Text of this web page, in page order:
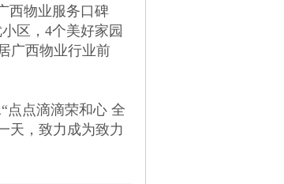
西物业服务口碑
区，4个美好家园
广西物业行业前
点点滴滴荣和心 全
天，致力成为致力